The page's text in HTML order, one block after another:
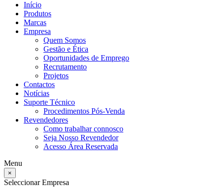
Início
Produtos
Marcas
Empresa
Quem Somos
Gestão e Ética
Oportunidades de Emprego
Recrutamento
Projetos
Contactos
Notícias
Suporte Técnico
Procedimentos Pós-Venda
Revendedores
Como trabalhar connosco
Seja Nosso Revendedor
Acesso Área Reservada
Menu
×
Seleccionar Empresa